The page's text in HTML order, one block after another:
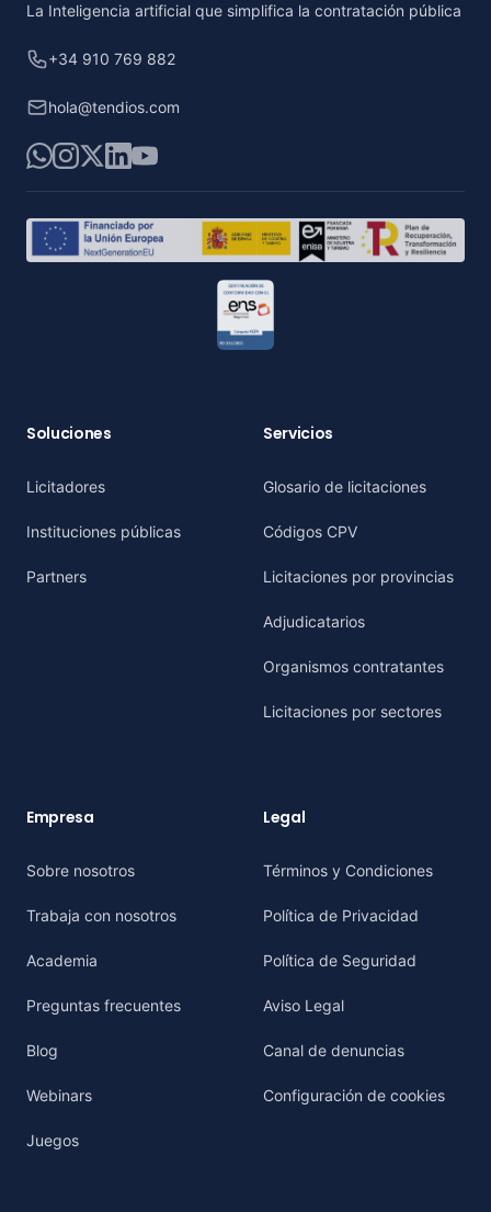
La Inteligencia artificial que simplifica la contratación pública
+34 910 769 882
hola@tendios.com
WhatsApp
Instagram
X LinkedIn
YouTube
Soluciones
Licitadores
Instituciones públicas
Partners
Servicios
Glosario de licitaciones
Códigos CPV
Licitaciones por provincias
Adjudicatarios
Organismos contratantes
Licitaciones por sectores
Empresa
Sobre nosotros
Trabaja con nosotros
Academia
Preguntas frecuentes
Blog
Webinars
Juegos
Legal
Términos y Condiciones
Política de Privacidad
Política de Seguridad
Aviso Legal
Canal de denuncias
Configuración de cookies